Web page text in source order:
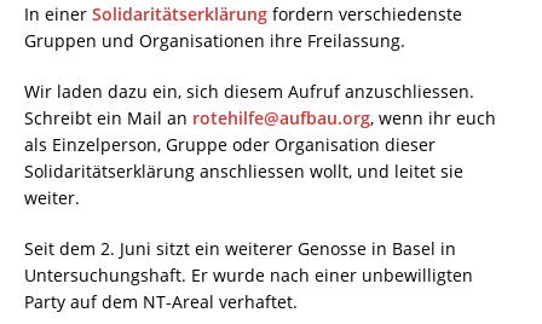
In einer Solidaritätserklärung fordern verschiedenste
Gruppen und Organisationen ihre Freilassung.
Wir laden dazu ein, sich diesem Aufruf anzuschliessen.
Schreibt ein Mail an rotehilfe@aufbau.org, wenn ihr euch
als Einzelperson, Gruppe oder Organisation dieser
Solidaritätserklärung anschliessen wollt, und leitet sie
weiter.
Seit dem 2. Juni sitzt ein weiterer Genosse in Basel in
Untersuchungshaft. Er wurde nach einer unbewilligten
Party auf dem NT-Areal verhaftet.